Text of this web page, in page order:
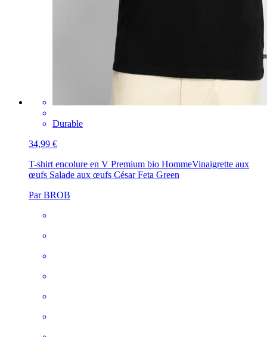
Durable
34,99 €
T-shirt encolure en V Premium bio HommeVinaigrette aux
œufs Salade aux œufs César Feta Green
Par BROB